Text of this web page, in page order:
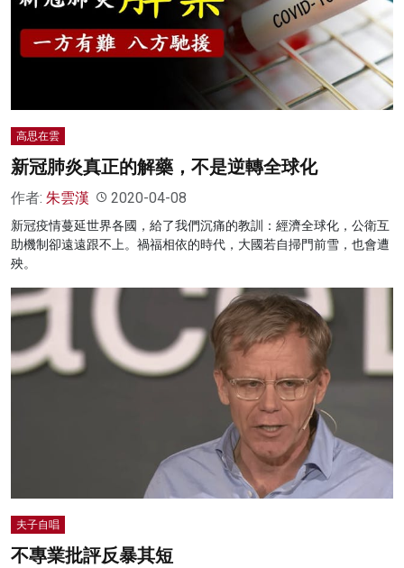
高思在雲
新冠肺炎真正的解藥，不是逆轉全球化
作者: 朱雲漢 2020-04-08
新冠疫情蔓延世界各國，給了我們沉痛的教訓：經濟全球化，公衛互
助機制卻遠遠跟不上。禍福相依的時代，大國若自掃門前雪，也會遭
殃。
夫子自唱
不專業批評反暴其短